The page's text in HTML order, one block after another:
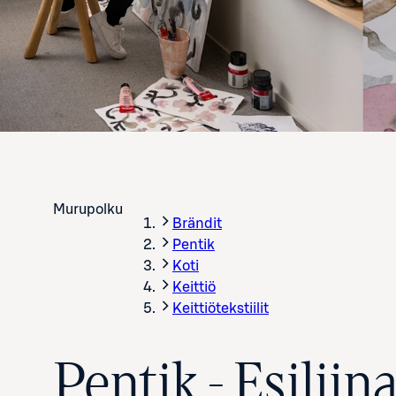
Murupolku
Brändit
Pentik
Koti
Keittiö
Keittiötekstiilit